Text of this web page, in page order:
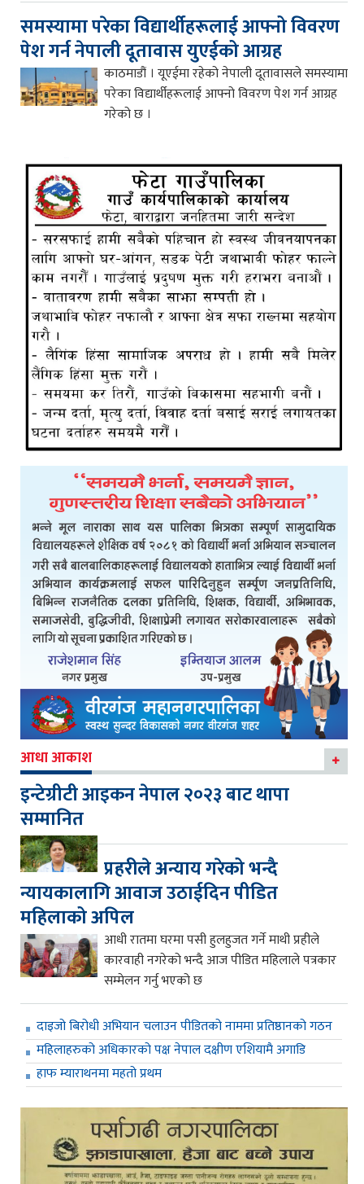
समस्यामा परेका विद्यार्थीहरूलाई आफ्नो विवरण
पेश गर्न नेपाली दूतावास युएईको आग्रह
काठमाडौं । यूएईमा रहेको नेपाली दूतावासले समस्यामा
परेका विद्यार्थीहरूलाई आफ्नो विवरण पेश गर्न आग्रह
गरेको छ ।
आधा आकाश
इन्टेग्रीटी आइकन नेपाल २०२३ बाट थापा
सम्मानित
प्रहरीले अन्याय गरेको भन्दै
न्यायकालागि आवाज उठाईदिन पीडित
महिलाको अपिल
आधी रातमा घरमा पसी हुलहुजत गर्ने माथी प्रहीले
कारवाही नगरेको भन्दै आज पीडित महिलाले पत्रकार
सम्मेलन गर्नु भएको छ
दाइजो बिरोधी अभियान चलाउन पीडितको नाममा प्रतिष्ठानको गठन
महिलाहरुको अधिकारको पक्ष नेपाल दक्षीण एशियामै अगाडि
हाफ म्याराथनमा महतो प्रथम